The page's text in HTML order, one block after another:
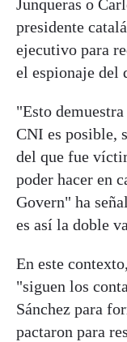
Junqueras o
presidente
ejecutivo para
el espionaje del
"Esto
CNI es posible,
del que fue
poder hacer en
Govern" ha
es así la doble
En este
"siguen los
Sánchez para
pactaron para